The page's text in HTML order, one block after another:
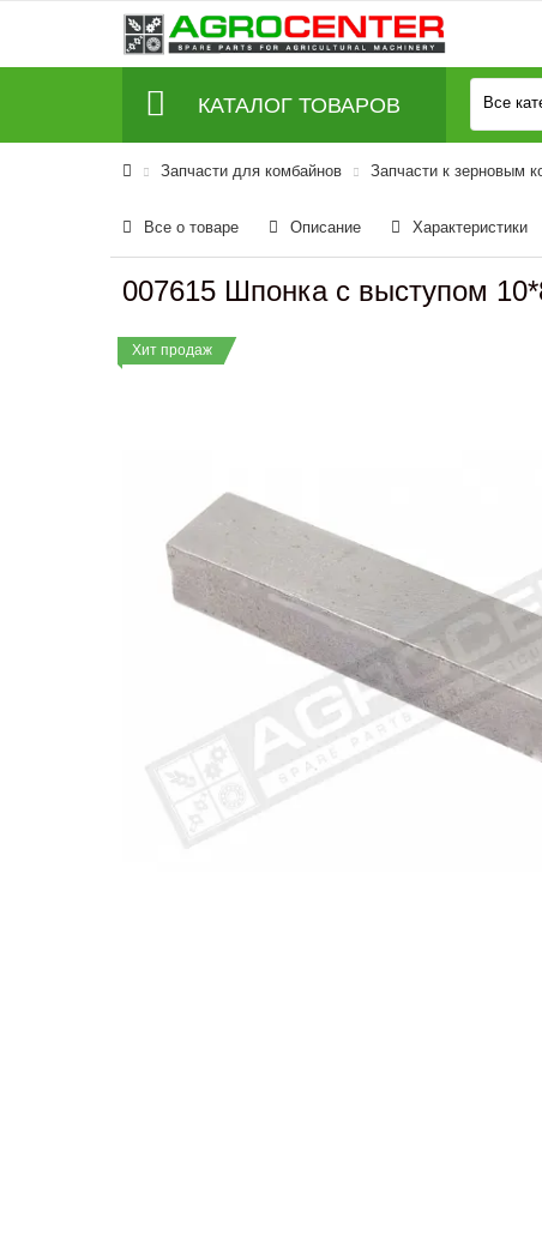
КАТАЛОГ ТОВАРОВ Все
Запчасти для комбайнов Запчасти к зерновым
Все о товаре Описание Характеристики
007615 Шпонка с выступом
Хит продаж